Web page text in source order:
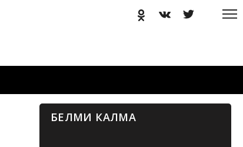
БЕЛМИ КАЛМА